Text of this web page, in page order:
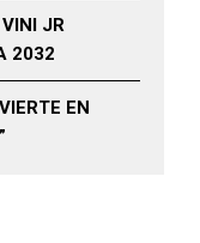
VINI JR
2032
EN